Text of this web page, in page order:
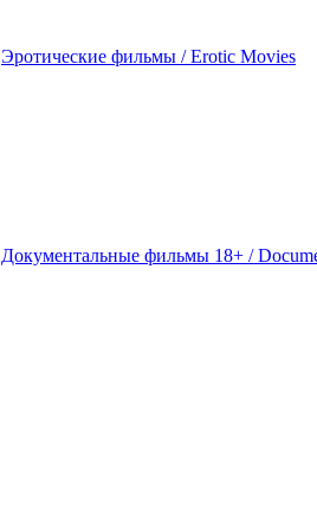
Эротические фильмы / Erotic Movies
Документальные фильмы 18+ /